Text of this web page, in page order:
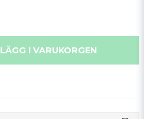
LÄGG I VARUKORGEN